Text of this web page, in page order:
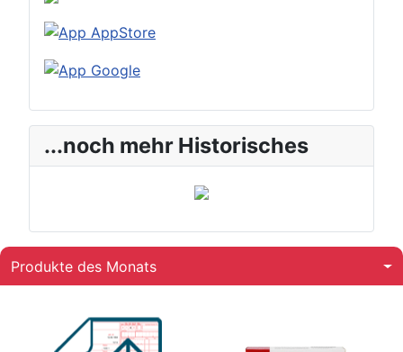
...noch mehr Historisches